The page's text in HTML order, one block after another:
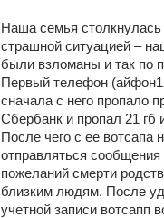
Наша семья столкнулась
страшной ситуацией –
были взломаны и так по
Первый телефон
сначала с него пропало
Сбербанк и пропал 21 гб
После чего с ее вотсапа
отправляться сообщения
пожеланий смерти
близким людям. После
учетной записи вотсапп